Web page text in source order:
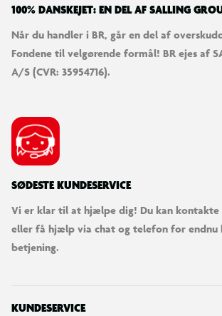
100% DANSKEJET: EN DEL AF SALLING
Når du handler i BR, går en del af
Fondene til velgørende formål! BR ejes af
A/S (CVR: 35954716).
SØDESTE KUNDESERVICE
Vi er klar til at hjælpe dig! Du kan kontakte
eller få hjælp via chat og telefon for endnu
betjening.
KUNDESERVICE